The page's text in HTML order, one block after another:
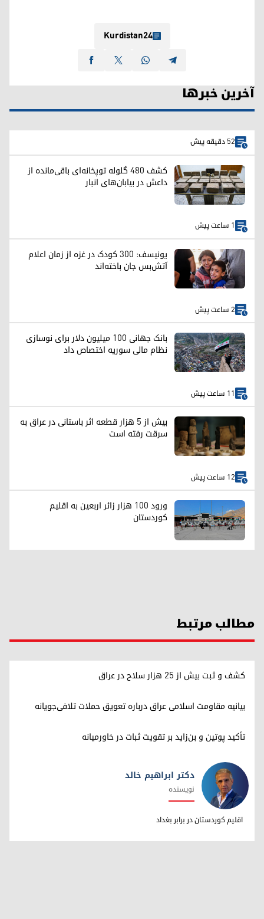
Kurdistan24
آخرین خبرها
52 دقیقه پیش
کشف ۴۸۰ گلوله توپخانه‌ای باقی‌مانده از
داعش در بیابان‌های انبار
1 ساعت پیش
یونیسف: ۳۰۰ کودک در غزه از زمان اعلام
آتش‌بس جان باخته‌اند
2 ساعت پیش
بانک جهانی ۱۰۰ میلیون دلار برای نوسازی
نظام مالی سوریه اختصاص داد
11 ساعت پیش
بیش از ۵ هزار قطعه اثر باستانی در عراق به
سرقت رفته است
12 ساعت پیش
ورود ۱۰۰ هزار زائر اربعین به اقلیم
کوردستان
مطالب مرتبط
کشف و ثبت بیش از ۲۵ هزار سلاح در عراق
بیانیه مقاومت اسلامی عراق درباره تعویق حملات تلافی‌جویانه
تأکید پوتین و بن‌زاید بر تقویت ثبات در خاورمیانه
دکتر ابراهیم خالد
دکتر ابراهیم خالد
نویسنده
اقلیم کوردستان در برابر بغداد